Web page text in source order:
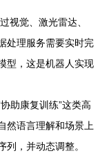
视觉、激光雷达、
处理服务需要实时完
型，这是机器人实现
助康复训练”这类高
然语言理解和场景上
，并动态调整。